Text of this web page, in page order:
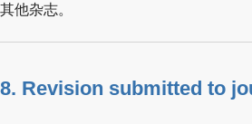
其他杂志。
8. Revision submitted to